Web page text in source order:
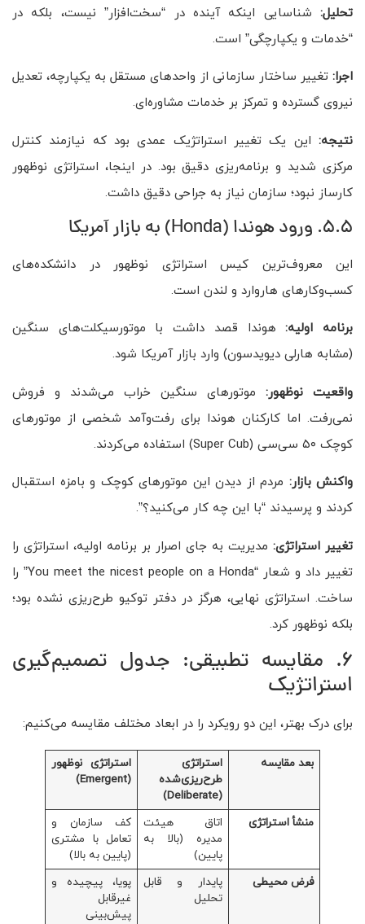
تحلیل: شناسایی اینکه آینده در “سخت‌افزار” نیست، بلکه در
“خدمات و یکپارچگی” است.
اجرا: تغییر ساختار سازمانی از واحدهای مستقل به یکپارچه، تعدیل
نیروی گسترده و تمرکز بر خدمات مشاوره‌ای.
نتیجه: این یک تغییر استراتژیک عمدی بود که نیازمند کنترل
مرکزی شدید و برنامه‌ریزی دقیق بود. در اینجا، استراتژی نوظهور
کارساز نبود؛ سازمان نیاز به جراحی دقیق داشت.
5.5. ورود هوندا (Honda) به بازار آمریکا
این معروف‌ترین کیس استراتژی نوظهور در دانشکده‌های
کسب‌وکارهای هاروارد و لندن است.
برنامه اولیه:هوندا قصد داشت با موتورسیکلت‌های سنگین
(مشابه هارلی دیویدسون) وارد بازار آمریکا شود.
واقعیت نوظهور: موتورهای سنگین خراب می‌شدند و فروش
نمی‌رفت. اما کارکنان هوندا برای رفت‌وآمد شخصی از موتورهای
کوچک ۵۰ سی‌سی (Super Cub) استفاده می‌کردند.
واکنش بازار: مردم از دیدن این موتورهای کوچک و بامزه استقبال
کردند و پرسیدند “با این چه کار می‌کنید؟”.
تغییر استراتژی: مدیریت به جای اصرار بر برنامه اولیه، استراتژی را
تغییر داد و شعار “You meet the nicest people on a Honda” را
ساخت. استراتژی نهایی، هرگز در دفتر توکیو طرح‌ریزی نشده بود؛
بلکه نوظهور کرد.
6. مقایسه تطبیقی: جدول تصمیم‌گیری
استراتژیک
برای درک بهتر، این دو رویکرد را در ابعاد مختلف مقایسه می‌کنیم:
بعد مقایسه
استراتژی
طرح‌ریزی‌شده
(
Deliberate
)
استراتژی نوظهور
(
Emergent
)
منشأ استراتژی
اتاق هیئت
مدیره (بالا به
پایین)
کف سازمان و
تعامل با مشتری
(پایین به بالا)
فرض محیطی
پایدار و قابل
تحلیل
پویا، پیچیده و
غیرقابل
پیش‌بینی